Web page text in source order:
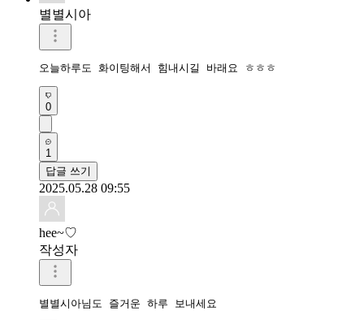
별별시아
오늘하루도 화이팅해서 힘내시길 바래요 ㅎㅎㅎ
0
1
답글 쓰기
2025.05.28 09:55
hee~♡
작성자
별별시아님도 즐거운 하루 보내세요